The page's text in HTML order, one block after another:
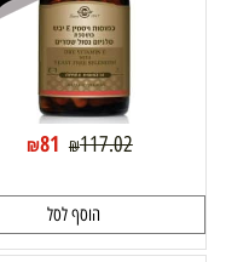
₪117.02
₪81
הוסף לסל